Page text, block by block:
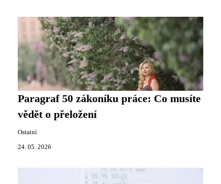
Paragraf 50 zákoníku práce: Co musíte
vědět o přeložení
Ostatní
24. 05. 2026